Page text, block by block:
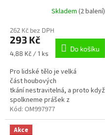
produktu
je
5,0
5
hvězdiček.
Skladem(2 balení)
262 Kč bez DPH
293 Kč
Měrná
4,88 Kč / 1 ks
Do košíku
Pro lidské tělo je velká
část houbových
tkání nestravitelná, a proto když
spolkneme prášek z
rozemleté usušené houby,
nedokážeme z jejích buněk
vstřebat zdaleka...
Kód: OM997977
Akce